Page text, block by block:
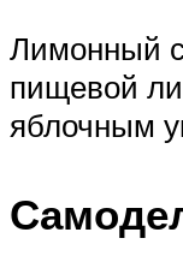
Лимонный
пищевой
яблочным